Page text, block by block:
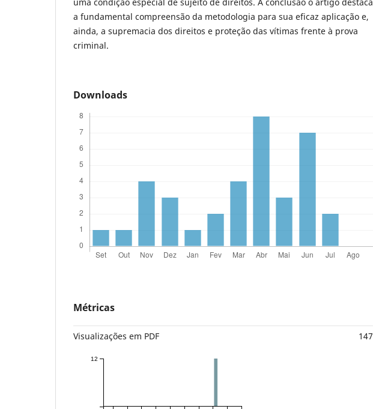
a fundamental compreensão da metodologia para sua eficaz aplicação e,
ainda, a supremacia dos direitos e proteção das vítimas frente à prova
criminal.
Downloads
Métricas
Visualizações em PDF 147
12